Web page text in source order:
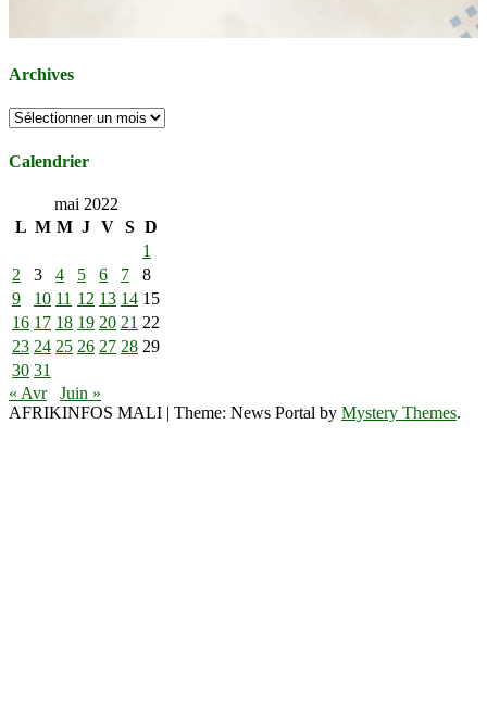
Archives
Archives
Calendrier
mai 2022
L M M J V S D
1
2
3 4 5 6 7
8
9
10 11 12 13 14 15
16 17 18 19 20 21 22
23 24 25 26 27 28 29
30 31
« Avr
Juin »
AFRIKINFOS MALI | Theme: News Portal by Mystery Themes.